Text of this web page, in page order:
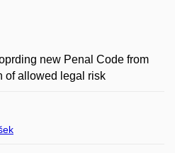
new Penal Code from
of allowed legal risk